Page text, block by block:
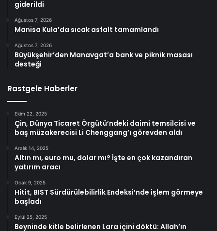
giderildi
Ağustos 7, 2026
Manisa Kula’da sıcak asfalt tamamlandı
Ağustos 7, 2026
Büyükşehir’den Manavgat’a bank ve piknik masası
desteği
Rastgele Haberler
Ekim 22, 2025
Çin, Dünya Ticaret Örgütü’ndeki daimi temsilcisi ve
baş müzakerecisi Li Chenggang’ı görevden aldı
Aralık 14, 2025
Altın mı, euro mu, dolar mı? İşte en çok kazandıran
yatırım aracı
Ocak 9, 2025
Hitit, BIST Sürdürülebilirlik Endeksi’nde işlem görmeye
başladı
Eylül 25, 2025
Beyninde kitle belirlenen Lara içini döktü: Allah’ın